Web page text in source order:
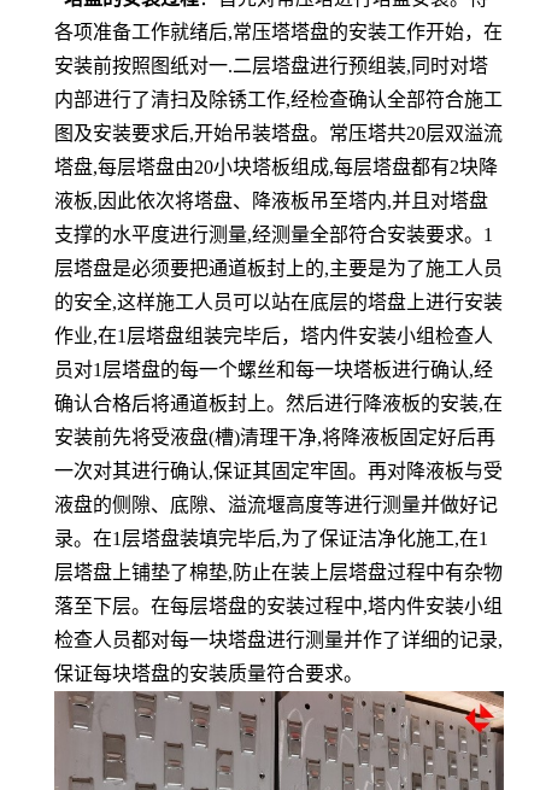
各项准备工作就绪后,常压塔塔盘的安装工作开始，在
安装前按照图纸对一.二层塔盘进行预组装, 同时对塔
内部进行了清扫及除锈工作,经检查确认全部符合施工
图及安装要求后,开始吊装塔盘。常压塔共20层双溢流
塔盘,每层塔盘由20小块塔板组成,每层塔盘都有2块降
液板, 因此依次将塔盘、降液板吊至塔内,并且对塔盘
支撑的水平度进行测量,经测量全部符合安装要求。 1
层塔盘是必须要把通道板封上的,主要是为了施工人员
的安全,这样施工人员可以站在底层的塔盘上进行安装
作业,在1 层塔盘组装完毕后，塔内件安装小组检查人
员对1 层塔盘的每一个螺丝和每一块塔板进行确认,经
确认合格后将通道板封上。然后进行降液板的安装,在
安装前先将受液盘(槽)清理干净,将降液板固定好后再
一次对其进行确认,保证其固定牢固。再对降液板与受
液盘的侧隙、底隙、溢流堰高度等进行测量并做好记
录。在1 层塔盘装填完毕后,为了保证洁净化施工,在1
层塔盘上铺垫了棉垫, 防止在装上层塔盘过程中有杂物
落至下层。在每层塔盘的安装过程中,塔内件安装小组
检查人员都对每一块塔盘进行测量并作了详细的记录,
保证每块塔盘的安装质量符合要求。